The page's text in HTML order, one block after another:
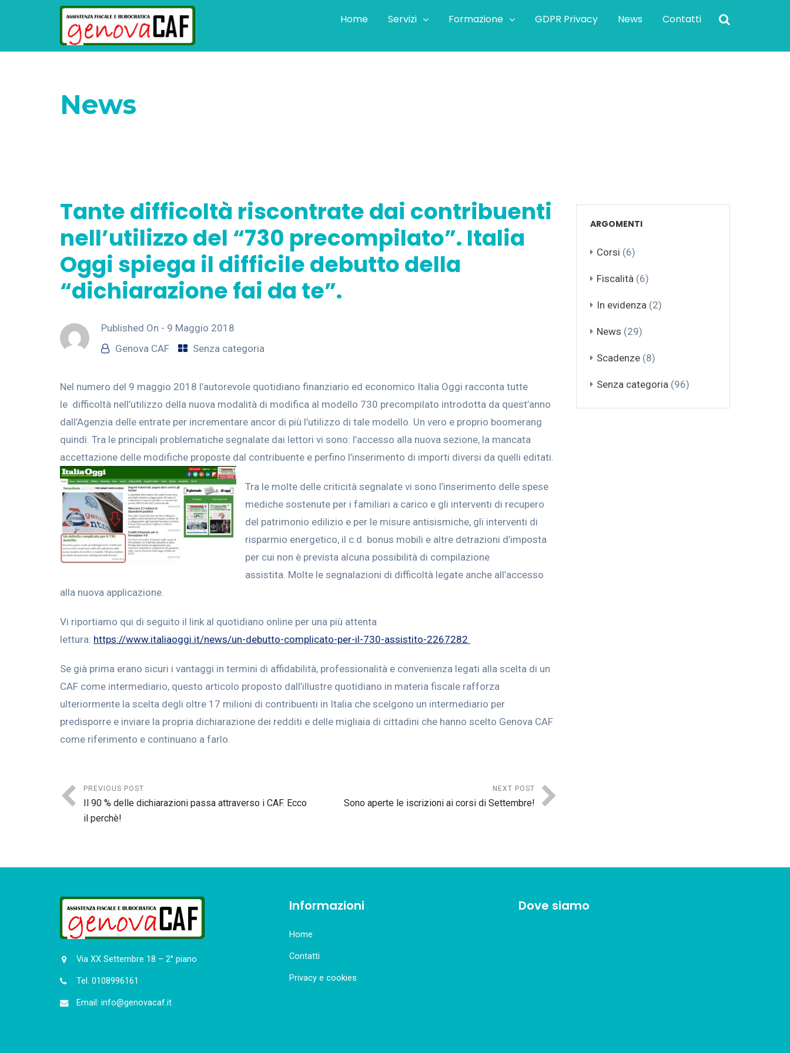
Home Servizi Formazione GDPR Privacy News Contatti
News
Tante difficoltà riscontrate dai contribuenti
nell’utilizzo del “730 precompilato”. Italia
Oggi spiega il difficile debutto della
“dichiarazione fai da te”.
Published On - 9 Maggio 2018
Genova CAF
Senza categoria
Nel numero del 9 maggio 2018 l’autorevole quotidiano finanziario ed economico Italia Oggi racconta tutte
le difficoltà nell’utilizzo della nuova modalità di modifica al modello 730 precompilato introdotta da quest’anno
dall’Agenzia delle entrate per incrementare ancor di più l’utilizzo di tale modello. Un vero e proprio boomerang
quindi. Tra le principali problematiche segnalate dai lettori vi sono: l’accesso alla nuova sezione, la mancata
accettazione delle modifiche proposte dal contribuente e perfino l’inserimento di importi diversi da quelli editati.
Tra le molte delle criticità segnalate vi sono l’inserimento delle spese
mediche sostenute per i familiari a carico e gli interventi di recupero
del patrimonio edilizio e per le misure antisismiche, gli interventi di
risparmio energetico, il c.d. bonus mobili e altre detrazioni d’imposta
per cui non è prevista alcuna possibilità di compilazione
assistita. Molte le segnalazioni di difficoltà legate anche all’accesso
alla nuova applicazione.
Vi riportiamo qui di seguito il link al quotidiano online per una più attenta
lettura: https://www.italiaoggi.it/news/un-debutto-complicato-per-il-730-assistito-2267282
Se già prima erano sicuri i vantaggi in termini di affidabilità, professionalità e convenienza legati alla scelta di un
CAF come intermediario, questo articolo proposto dall’illustre quotidiano in materia fiscale rafforza
ulteriormente la scelta degli oltre 17 milioni di contribuenti in Italia che scelgono un intermediario per
predisporre e inviare la propria dichiarazione dei redditi e delle migliaia di cittadini che hanno scelto Genova CAF
come riferimento e continuano a farlo.
PREVIOUS POST
Il 90 % delle dichiarazioni passa attraverso i CAF. Ecco
il perchè!
NEXT POST
Sono aperte le iscrizioni ai corsi di Settembre!
ARGOMENTI
Corsi (6)
Fiscalità(6)
In evidenza(2)
News (29)
Scadenze(8)
Senza categoria(96)
Via XX Settembre 18 – 2° piano
Tel. 0108996161
Email: info@genovacaf.it
Informazioni
Home
Contatti
Privacy e cookies
Dove siamo